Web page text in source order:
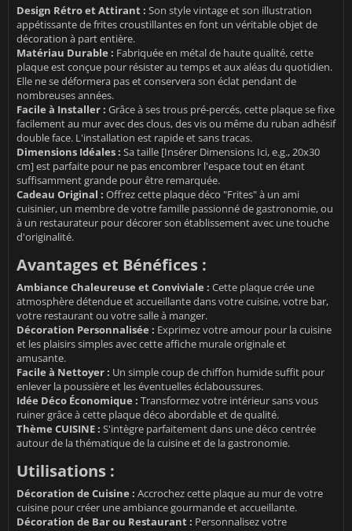
Design Rétro et Attirant : Son style vintage et son illustration
appétissante de frites croustillantes en font un véritable objet de
décoration à part entière.
Matériau Durable : Fabriquée en métal de haute qualité, cette
plaque est conçue pour résister au temps et aux aléas du quotidien.
Elle ne se déformera pas et conservera son éclat pendant de
nombreuses années.
Facile à Installer : Grâce à ses trous pré-percés, cette plaque se fixe
facilement au mur avec des clous, des vis ou même du ruban adhésif
double face. L'installation est rapide et sans tracas.
Dimensions Idéales : Sa taille [Insérer Dimensions Ici, e.g., 20x30
cm] est parfaite pour ne pas encombrer l'espace tout en étant
suffisamment grande pour être remarquée.
Cadeau Original : Offrez cette plaque déco "Frites" à un ami
cuisinier, un membre de votre famille passionné de gastronomie, ou
à un restaurateur pour décorer son établissement avec une touche
d'originalité.
Avantages et Bénéfices :
Ambiance Chaleureuse et Conviviale : Cette plaque crée une
atmosphère détendue et accueillante dans votre cuisine, votre bar,
votre restaurant ou votre salle à manger.
Décoration Personnalisée : Exprimez votre amour pour la cuisine
et les plaisirs simples avec cette affiche murale originale et
amusante.
Facile à Nettoyer : Un simple coup de chiffon humide suffit pour
enlever la poussière et les éventuelles éclaboussures.
Idée Déco Économique : Transformez votre intérieur sans vous
ruiner grâce à cette plaque déco abordable et de qualité.
Thème CUISINE : S'intègre parfaitement dans une déco centrée
autour de la thématique de la cuisine et de la gastronomie.
Utilisations :
Décoration de Cuisine : Accrochez cette plaque au mur de votre
cuisine pour créer une ambiance gourmande et accueillante.
Décoration de Bar ou Restaurant : Personnalisez votre